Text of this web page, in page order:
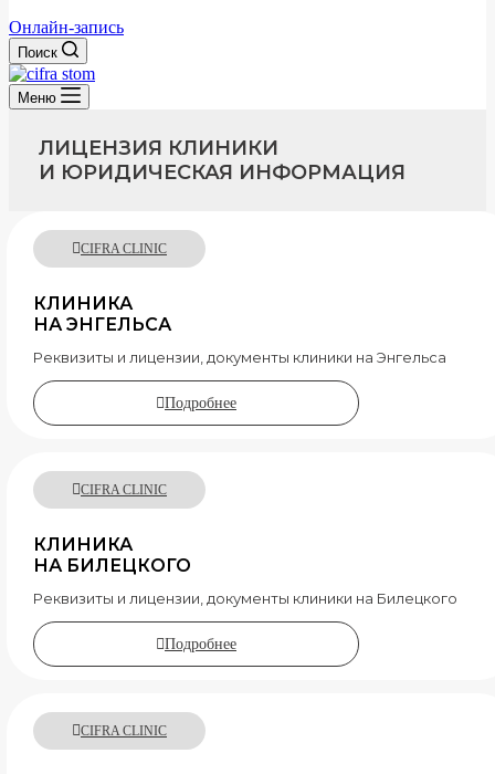
Онлайн-запись
Поиск
Меню
ЛИЦЕНЗИЯ КЛИНИКИ
И ЮРИДИЧЕСКАЯ ИНФОРМАЦИЯ
CIFRA CLINIC
КЛИНИКА
НА ЭНГЕЛЬСА
Реквизиты и лицензии, документы клиники на Энгельса
Подробнее
CIFRA CLINIC
КЛИНИКА
НА БИЛЕЦКОГО
Реквизиты и лицензии, документы клиники на Билецкого
Подробнее
CIFRA CLINIC